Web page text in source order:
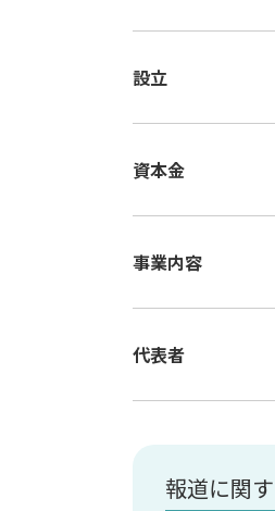
設立
資本金
事業内容
代表者
報道に関